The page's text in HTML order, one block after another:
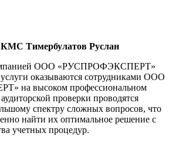
КМС Тимербулатов Руслан
ООО «РУСПРОФЭКСПЕРТ»
услуги оказываются сотрудниками ООО
на высоком профессиональном
проверки проводятся
спектру сложных вопросов, что
найти их оптимальное решение с
учетных процедур.